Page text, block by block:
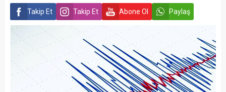
Takip Et Takip Et Abone Ol Paylaş